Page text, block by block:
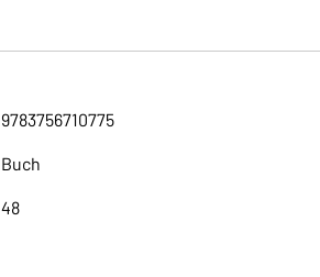
9783756710775
Buch
48